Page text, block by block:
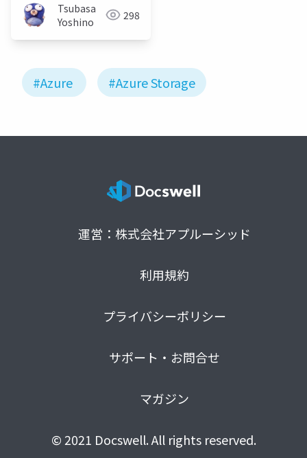
Tsubasa
Yoshino
298
#Azure #Azure Storage
運営：株式会社アプルーシッド
利用規約
プライバシーポリシー
サポート・お問合せ
マガジン
© 2021 Docswell. All rights reserved.